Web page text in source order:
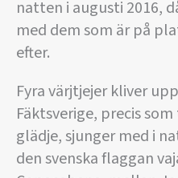
natten i augusti 2016,
med dem som är på
efter.
Fyra värjtjejer kliver
Fäktsverige, precis
glädje, sjunger med i
den svenska flaggan